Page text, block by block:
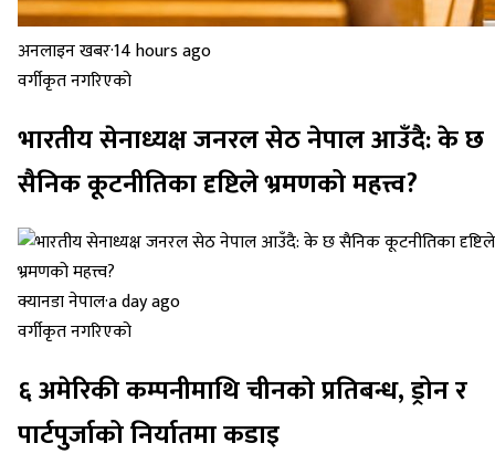
अनलाइन खबर·14 hours ago
वर्गीकृत नगरिएको
भारतीय सेनाध्यक्ष जनरल सेठ नेपाल आउँदै: के छ
सैनिक कूटनीतिका दृष्टिले भ्रमणको महत्त्व?
क्यानडा नेपाल·a day ago
वर्गीकृत नगरिएको
६ अमेरिकी कम्पनीमाथि चीनको प्रतिबन्ध, ड्रोन र
पार्टपुर्जाको निर्यातमा कडाइ